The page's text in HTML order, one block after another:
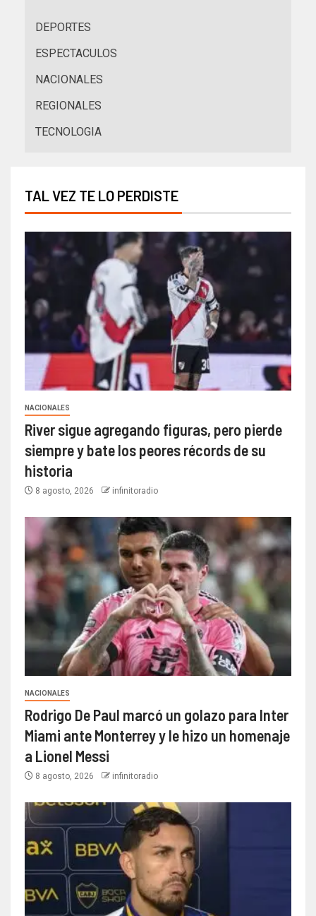
DEPORTES
ESPECTACULOS
NACIONALES
REGIONALES
TECNOLOGIA
TAL VEZ TE LO PERDISTE
NACIONALES
River sigue agregando figuras, pero pierde
siempre y bate los peores récords de su
historia
8 agosto, 2026 infinitoradio
NACIONALES
Rodrigo De Paul marcó un golazo para Inter
Miami ante Monterrey y le hizo un homenaje
a Lionel Messi
8 agosto, 2026 infinitoradio